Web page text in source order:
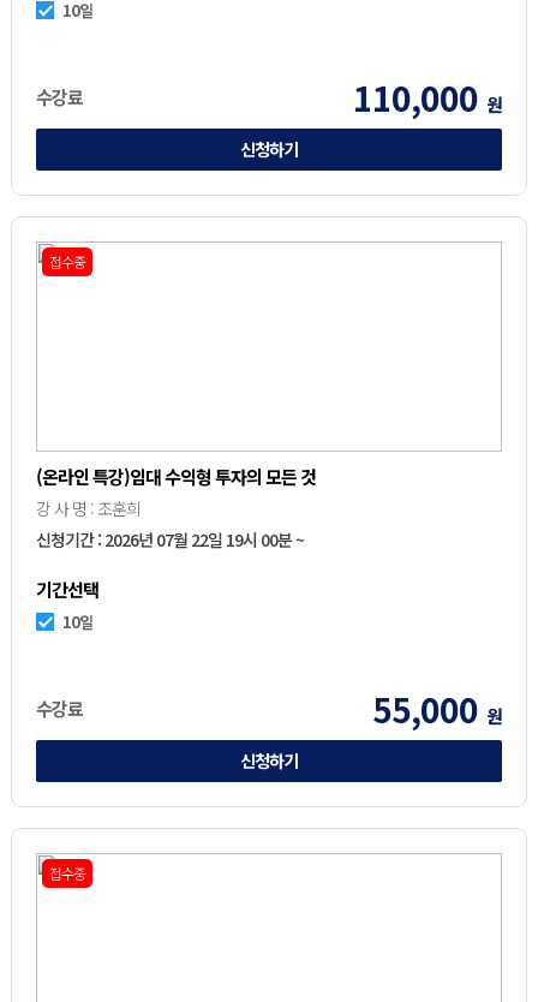
10일
수강료 110,000 원
신청하기
접수중
(온라인 특강)임대 수익형 투자의 모든 것
강 사 명 : 조훈희
신청기간 : 2026년 07월 22일 19시 00분 ~
기간선택
10일
수강료 55,000 원
신청하기
접수중